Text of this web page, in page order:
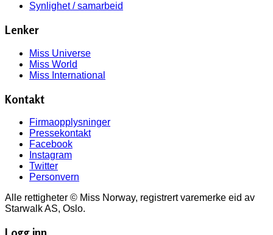
Synlighet / samarbeid
Lenker
Miss Universe
Miss World
Miss International
Kontakt
Firmaopplysninger
Pressekontakt
Facebook
Instagram
Twitter
Personvern
Alle rettigheter © Miss Norway, registrert varemerke eid av
Starwalk AS, Oslo.